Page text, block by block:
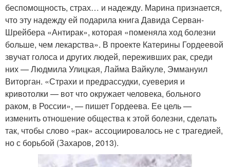
беспомощность, страх… и надежду. Марина признается,
что эту надежду ей подарила книга Давида Серван-
Шрейбера «Антирак», которая «поменяла ход болезни
больше, чем лекарства». В проекте Катерины Гордеевой
звучат голоса и других людей, переживших рак, среди
них — Людмила Улицкая, Лайма Вайкуле, Эммануил
Виторган. «Страхи и предрассудки, суеверия и
кривотолки — вот что окружает человека, больного
раком, в России», — пишет Гордеева. Ее цель —
изменить отношение общества к этой болезни, сделать
так, чтобы слово «рак» ассоциировалось не с трагедией,
но с борьбой (Захаров, 2013).